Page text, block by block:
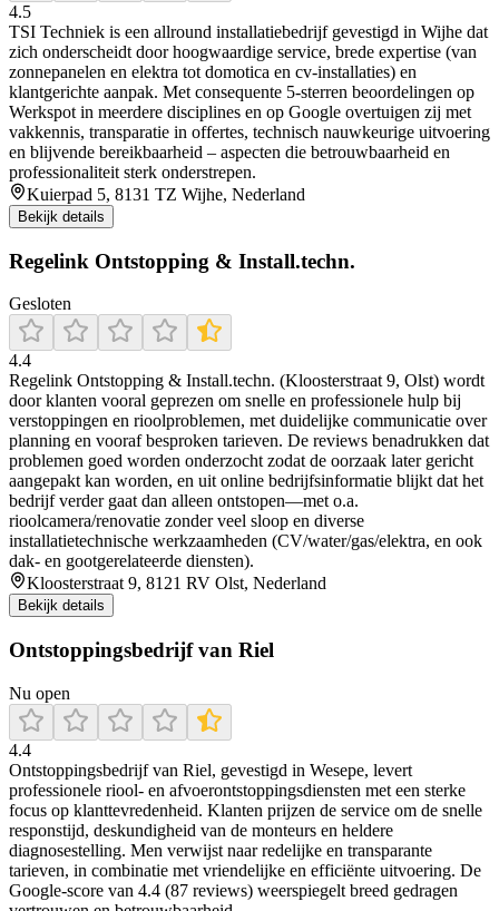
4.5
TSI Techniek is een allround installatiebedrijf gevestigd in Wijhe dat
zich onderscheidt door hoogwaardige service, brede expertise (van
zonnepanelen en elektra tot domotica en cv-installaties) en
klantgerichte aanpak. Met consequente 5-sterren beoordelingen op
Werkspot in meerdere disciplines en op Google overtuigen zij met
vakkennis, transparatie in offertes, technisch nauwkeurige uitvoering
en blijvende bereikbaarheid – aspecten die betrouwbaarheid en
professionaliteit sterk onderstrepen.
Kuierpad 5, 8131 TZ Wijhe, Nederland
Bekijk details
Regelink Ontstopping & Install.techn.
Gesloten
4.4
Regelink Ontstopping & Install.techn. (Kloosterstraat 9, Olst) wordt
door klanten vooral geprezen om snelle en professionele hulp bij
verstoppingen en rioolproblemen, met duidelijke communicatie over
planning en vooraf besproken tarieven. De reviews benadrukken dat
problemen goed worden onderzocht zodat de oorzaak later gericht
aangepakt kan worden, en uit online bedrijfsinformatie blijkt dat het
bedrijf verder gaat dan alleen ontstopen—met o.a.
rioolcamera/renovatie zonder veel sloop en diverse
installatietechnische werkzaamheden (CV/water/gas/elektra, en ook
dak- en gootgerelateerde diensten).
Kloosterstraat 9, 8121 RV Olst, Nederland
Bekijk details
Ontstoppingsbedrijf van Riel
Nu open
4.4
Ontstoppingsbedrijf van Riel, gevestigd in Wesepe, levert
professionele riool- en afvoerontstoppingsdiensten met een sterke
focus op klanttevredenheid. Klanten prijzen de service om de snelle
responstijd, deskundigheid van de monteurs en heldere
diagnosestelling. Men verwijst naar redelijke en transparante
tarieven, in combinatie met vriendelijke en efficiënte uitvoering. De
Google-score van 4.4 (87 reviews) weerspiegelt breed gedragen